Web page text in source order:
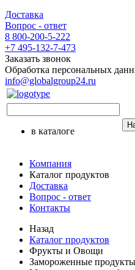
Доставка
Вопрос - ответ
8 800-200-5-222
+7 495-132-7-473
Заказать звонок
Обработка персональных
info@globalgroup24.ru
в каталоге
Компания
Каталог продуктов
Доставка
Вопрос - ответ
Контакты
Назад
Каталог продуктов
Фрукты и Овощи
Замороженные продукты